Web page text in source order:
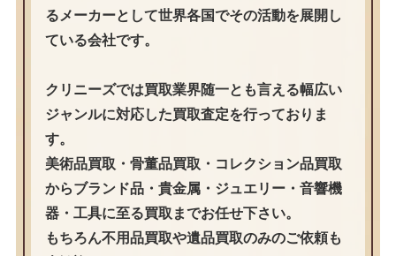
るメーカーとして世界各国でその活動を展開し
ている会社です。
クリニーズでは買取業界随一とも言える幅広い
ジャンルに対応した買取査定を行っておりま
す。
美術品買取・骨董品買取・コレクション品買取
からブランド品・貴金属・ジュエリー・音響機
器・工具に至る買取までお任せ下さい。
もちろん不用品買取や遺品買取のみのご依頼も